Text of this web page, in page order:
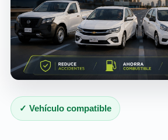
✓ Vehículo compatible